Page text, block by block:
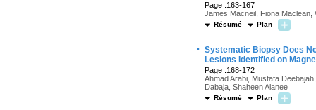
Page :163-167
James Macneil, Fiona Maclean,
Résumé Plan
· Systematic Biopsy Does
Lesions Identified on
Page :168-172
Ahmad Arabi, Mustafa
Dabaja, Shaheen Alanee
Résumé Plan